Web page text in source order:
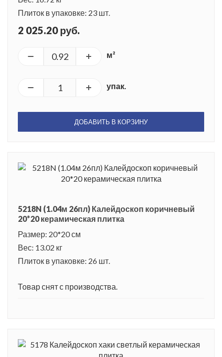
Плиток в упаковке: 23 шт.
2 025.20 руб.
м²
упак.
ДОБАВИТЬ В КОРЗИНУ
5218N (1.04м 26пл) Калейдоскоп коричневый
20*20 керамическая плитка
Размер: 20*20 см
Вес: 13.02 кг
Плиток в упаковке: 26 шт.
Товар снят с производства.